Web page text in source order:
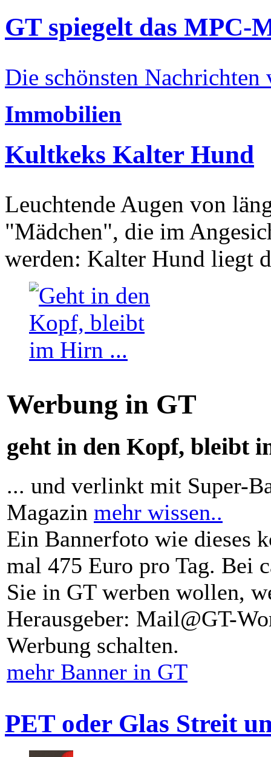
GT spiegelt das MPC-
Die schönsten Nachrichten
Immobilien
Kultkeks Kalter Hund
Leuchtende Augen von
"Mädchen", die im
werden: Kalter Hund liegt
Werbung in GT
geht in den Kopf, bleibt
... und verlinkt mit Super-
Magazin mehr wissen..
Ein Bannerfoto wie dieses
mal 475 Euro pro Tag. Bei
Sie in GT werben wollen,
Herausgeber: Mail@GT-
Werbung schalten.
mehr Banner in GT
PET oder Glas Streit